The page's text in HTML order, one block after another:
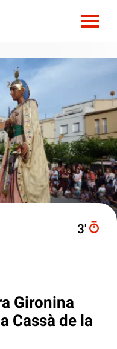
3′
Gironina
Cassà de la